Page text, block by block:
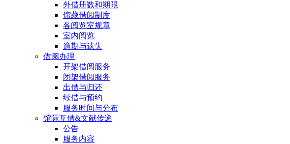
外借册数和期限
馆藏借阅制度
各阅览室规章
室内阅览
逾期与遗失
借阅办理
开架借阅服务
闭架借阅服务
出借与归还
续借与预约
服务时间与分布
馆际互借&文献传递
公告
服务内容